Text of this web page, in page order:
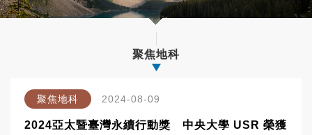
聚焦地科
聚焦地科 2024-08-09
2024亞太暨臺灣永續行動獎 中央大學 USR 榮獲